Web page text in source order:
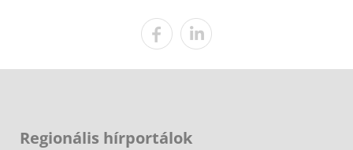
Regionális hírportálok